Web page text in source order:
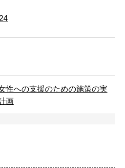
性への支援のための施策の実
画